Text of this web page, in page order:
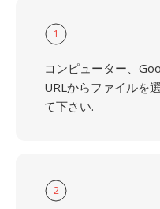
1
コンピューター、
URLからファイルを
て下さい.
2